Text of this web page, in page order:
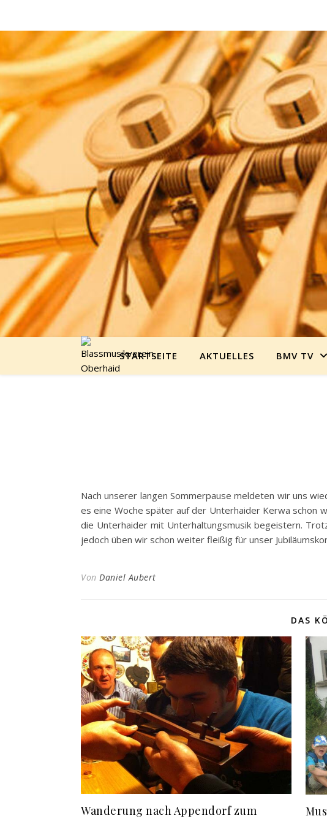
STARTSEITE AKTUELLES BMV TV
Nach unserer langen Sommerpause meldeten wir uns
es eine Woche später auf der Unterhaider Kerwa schon
die Unterhaider mit Unterhaltungsmusik begeistern.
jedoch üben wir schon weiter fleißig für unser
Von Daniel Aubert
DAS
Wanderung nach Appendorf zum